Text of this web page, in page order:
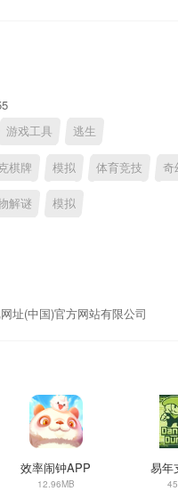
游戏工具 逃生
棋牌 模拟 体育竞技 奇
解谜 模拟
址(中国)官方网站有限公司
效率闹钟APP
12.96MB
易年